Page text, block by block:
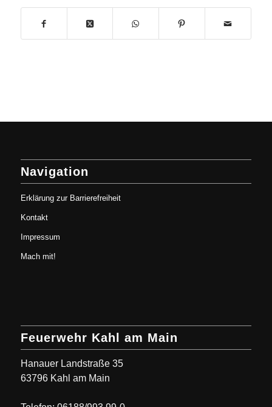
Navigation
Erklärung zur Barrierefreiheit
Kontakt
Impressum
Mach mit!
Feuerwehr Kahl am Main
Hanauer Landstraße 35
63796 Kahl am Main